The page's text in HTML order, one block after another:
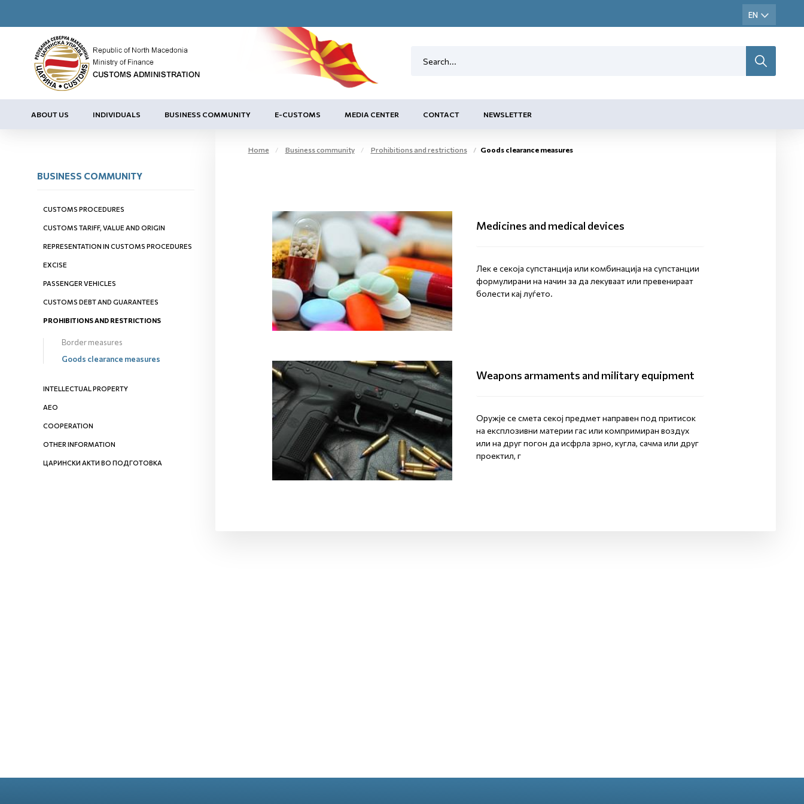
ABOUT US INDIVIDUALS BUSINESS COMMUNITY E-CUSTOMS MEDIA CENTER CONTACT NEWSLETTER
BUSINESS COMMUNITY
CUSTOMS PROCEDURES
CUSTOMS TARIFF, VALUE AND ORIGIN
REPRESENTATION IN CUSTOMS PROCEDURES
EXCISE
PASSENGER VEHICLES
CUSTOMS DEBT AND GUARANTEES
PROHIBITIONS AND RESTRICTIONS
Border measures
Goods clearance measures
INTELLECTUAL PROPERTY
AEO
COOPERATION
OTHER INFORMATION
ЦАРИНСКИ АКТИ ВО ПОДГОТОВКА
Home Business community Prohibitions and restrictions Goods clearance measures
Medicines and medical devices
Лек е секоја супстанција или комбинација на супстанции
формулирани на начин за да лекуваат или превенираат
болести кај луѓето.
Weapons armaments and military equipment
Оружје се смета секој предмет направен под притисок
на експлозивни материи гас или компримиран воздух
или на друг погон да исфрла зрно, кугла, сачма или друг
проектил, г